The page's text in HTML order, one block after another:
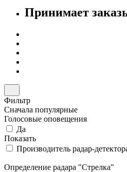
Принимает
Фильтр
Сначала популярные
Голосовые оповещения
Да
Показать
Производитель радар-
Определение радара "Стрелка"